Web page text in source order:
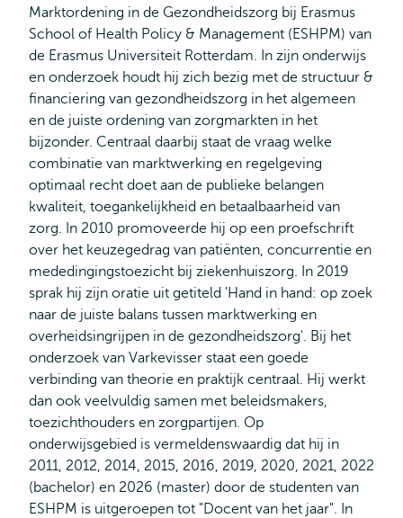
Marktordening in de Gezondheidszorg bij Erasmus
School of Health Policy & Management (ESHPM) van
de Erasmus Universiteit Rotterdam. In zijn onderwijs
en onderzoek houdt hij zich bezig met de structuur &
financiering van gezondheidszorg in het algemeen
en de juiste ordening van zorgmarkten in het
bijzonder. Centraal daarbij staat de vraag welke
combinatie van marktwerking en regelgeving
optimaal recht doet aan de publieke belangen
kwaliteit, toegankelijkheid en betaalbaarheid van
zorg. In 2010 promoveerde hij op een proefschrift
over het keuzegedrag van patiënten, concurrentie en
mededingingstoezicht bij ziekenhuiszorg. In 2019
sprak hij zijn oratie uit getiteld 'Hand in hand: op zoek
naar de juiste balans tussen marktwerking en
overheidsingrijpen in de gezondheidszorg'. Bij het
onderzoek van Varkevisser staat een goede
verbinding van theorie en praktijk centraal. Hij werkt
dan ook veelvuldig samen met beleidsmakers,
toezichthouders en zorgpartijen. Op
onderwijsgebied is vermeldenswaardig dat hij in
2011, 2012, 2014, 2015, 2016, 2019, 2020, 2021, 2022
(bachelor) en 2026 (master) door de studenten van
ESHPM is uitgeroepen tot "Docent van het jaar". In